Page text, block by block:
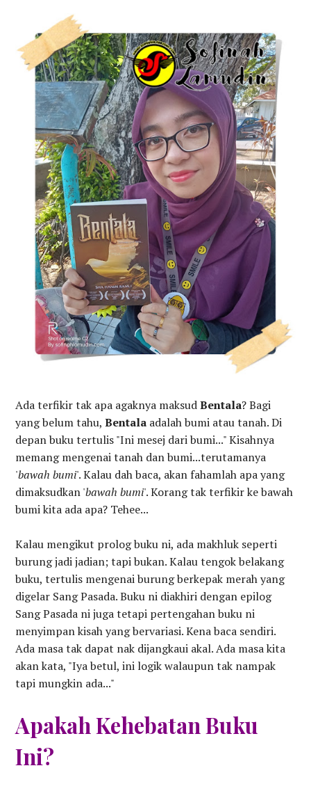
Ada terfikir tak apa agaknya maksudBentala? Bagi
yang belum tahu,Bentala adalah bumi atau tanah. Di
depan buku tertulis "Ini mesej dari bumi..." Kisahnya
memang mengenai tanah dan bumi...terutamanya
'bawah bumi'. Kalau dah baca, akan fahamlah apa yang
dimaksudkan 'bawah bumi'. Korang tak terfikir ke bawah
bumi kita ada apa? Tehee...
Kalau mengikut prolog buku ni, ada makhluk seperti
burung jadi jadian; tapi bukan. Kalau tengok belakang
buku, tertulis mengenai burung berkepak merah yang
digelar Sang Pasada. Buku ni diakhiri dengan epilog
Sang Pasada ni juga tetapi pertengahan buku ni
menyimpan kisah yang bervariasi. Kena baca sendiri.
Ada masa tak dapat nak dijangkaui akal. Ada masa kita
akan kata, "Iya betul, ini logik walaupun tak nampak
tapi mungkin ada..."
Apakah Kehebatan Buku
Ini?